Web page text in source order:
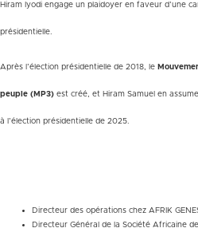
Hiram Iyodi engage un plaidoyer en faveur d’une
présidentielle.
Après l’élection présidentielle de 2018, le
peuple (MP3) est créé, et Hiram Samuel en
à l’élection présidentielle de 2025.
Directeur des opérations chez AFRIK
Directeur Général de la Société Africaine